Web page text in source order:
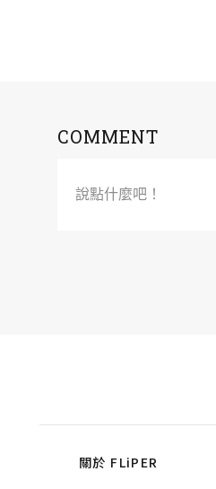
COMMENT
說點什麼吧！
關於 FLiPER